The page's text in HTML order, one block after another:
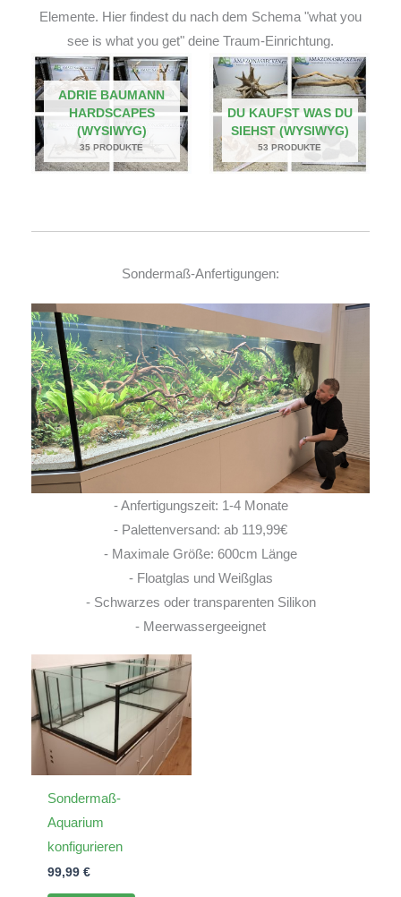
Elemente. Hier findest du nach dem Schema "what you
see is what you get" deine Traum-Einrichtung.
ADRIE BAUMANN
HARDSCAPES
(WYSIWYG)
35 PRODUKTE
DU KAUFST WAS DU
SIEHST (WYSIWYG)
53 PRODUKTE
Sondermaß-Anfertigungen:
- Anfertigungszeit: 1-4 Monate
- Palettenversand: ab 119,99€
- Maximale Größe: 600cm Länge
- Floatglas und Weißglas
- Schwarzes oder transparenten Silikon
- Meerwassergeeignet
Sondermaß-
Aquarium
konfigurieren
99,99 €